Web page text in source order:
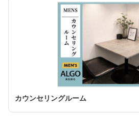
カウンセリングルーム